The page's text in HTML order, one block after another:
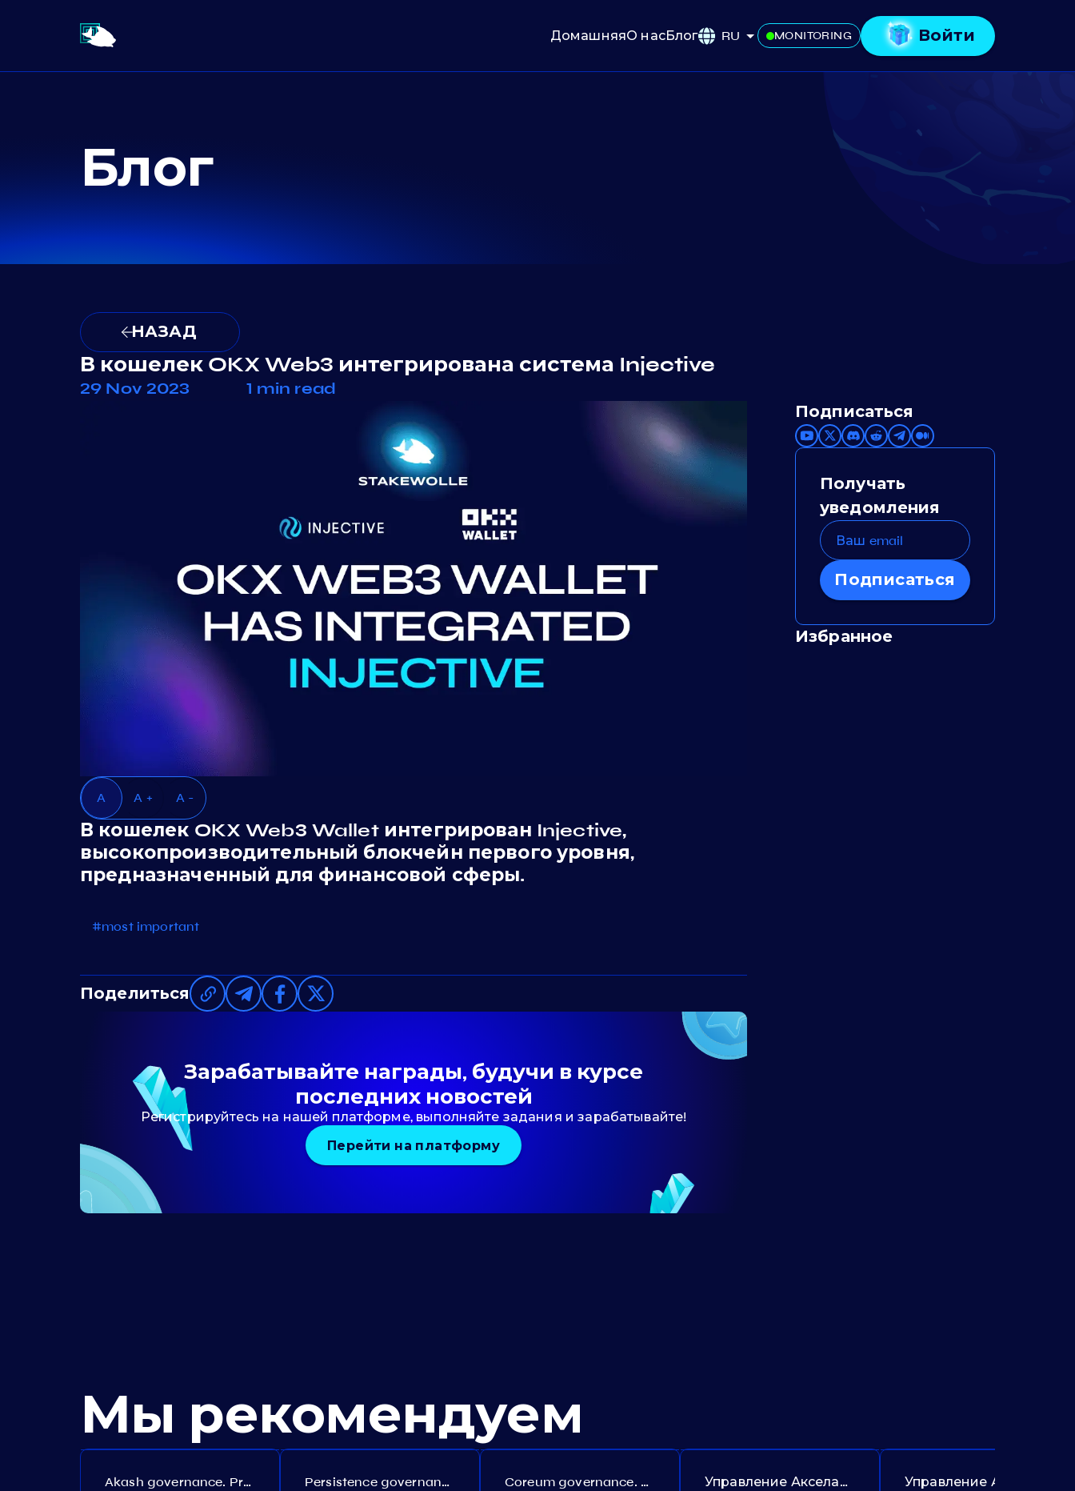
ДомашняяО насБлог RU MONITORING Войти
Блог
НАЗАД
В кошелек OKX Web3 интегрирована система Injective
29 Nov 2023 1 min read
A A + A -
В кошелек OKX Web3 Wallet интегрирован Injective,
высокопроизводительный блокчейн первого уровня,
предназначенный для финансовой сферы.
#most important
Поделиться
Зарабатывайте награды, будучи в курсе
последних новостей
Регистрируйтесь на нашей платформе, выполняйте задания и зарабатывайте!
Перейти на платформу
Подписаться
Получать
уведомления
Подписаться
Избранное
Мы рекомендуем
Akash governance. Proposal №308 Persistence governance. Proposal №150 Coreum governance. Proposal №22 Управление Акселаром. Предложение №385